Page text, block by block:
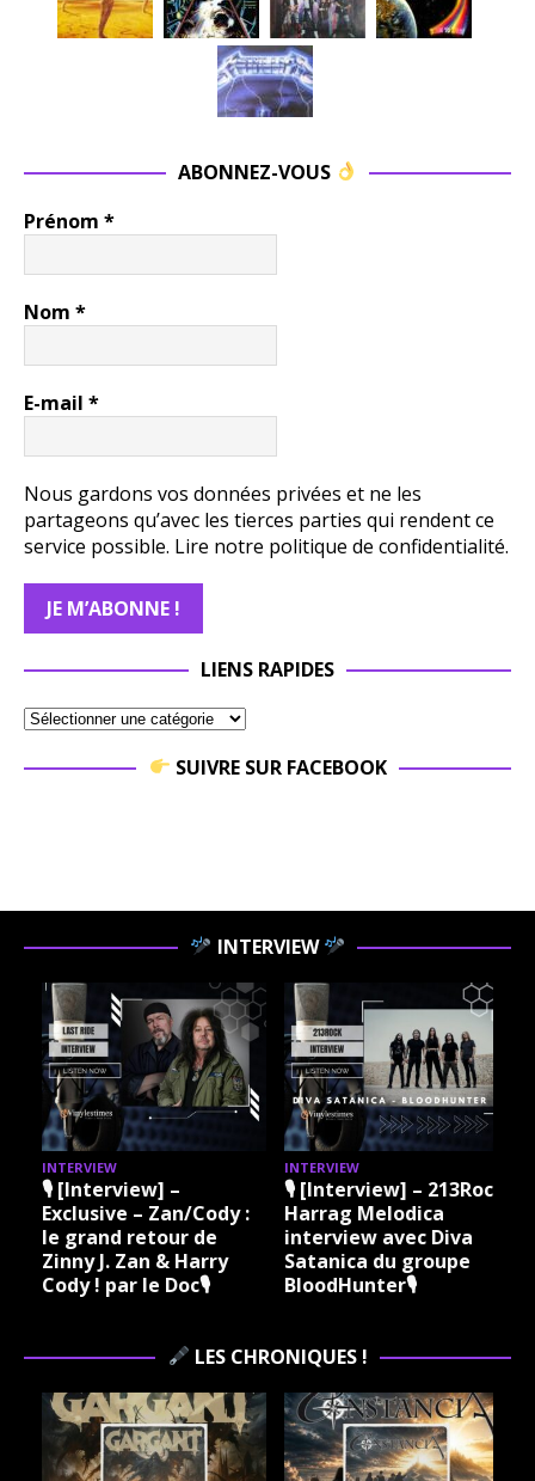
ABONNEZ-VOUS
Prénom *
Nom *
E-mail *
Nous gardons vos données privées et ne les
partageons qu’avec les tierces parties qui rendent ce
service possible. Lire notre politique de confidentialité.
LIENS RAPIDES
SUIVRE SUR FACEBOOK
INTERVIEW
INTERVIEW
🎙 [Interview] –
Exclusive – Zan/Cody :
le grand retour de
Zinny J. Zan & Harry
Cody ! par le Doc🎙
INTERVIEW
🎙 [Interview] – 213Rock
Harrag Melodica
interview avec Diva
Satanica du groupe
BloodHunter🎙
LES CHRONIQUES !